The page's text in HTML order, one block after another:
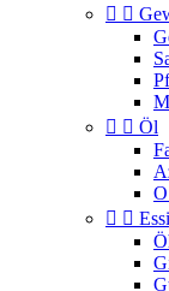
 
  Öl
 